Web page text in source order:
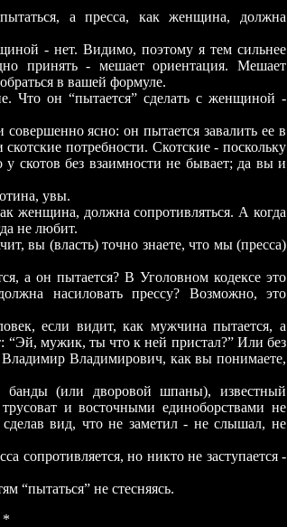
а пресса, как женщина, должна
- нет. Видимо, поэтому я тем сильнее
принять- мешает ориентация. Мешает
в вашей формуле.
Что он “пытается” сделать с женщиной-
ясно: он пытается завалить ее в
скотские потребности. Скотские- поскольку
у скотов без взаимности не бывает; да вы и
увы.
женщина, должна сопротивляться. А когда
не любит.
вы (власть) точно знаете, что мы (пресса)
а он пытается? В Уголовном кодексе это
насиловать прессу? Возможно, это
если видит, как мужчина пытается, а
“Эй, мужик, ты что к ней пристал?” Или без
Владимирович, как вы понимаете,
банды (или дворовой шпаны), известный
и восточными единоборствами не
вид, что не заметил- не слышал, не
сопротивляется, но никто не заступается -
“пытаться” не стесняясь.
*